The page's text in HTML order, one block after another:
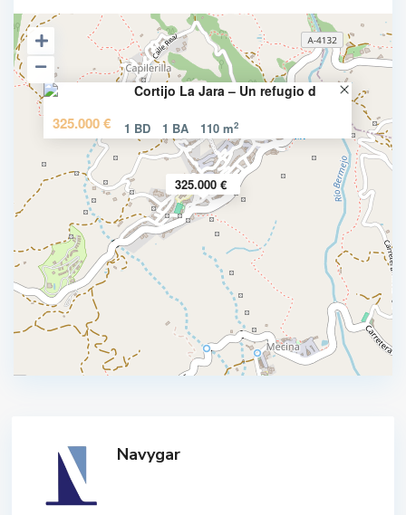
325.000 €
Cortijo La Jara – Un refugio d
325.000 € 1 BD 1 BA 110 m2
Navygar